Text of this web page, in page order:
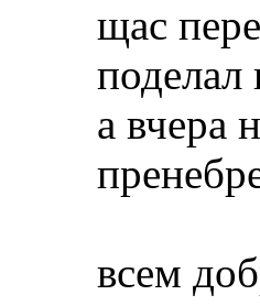
щас
поделал
а вчера
всем